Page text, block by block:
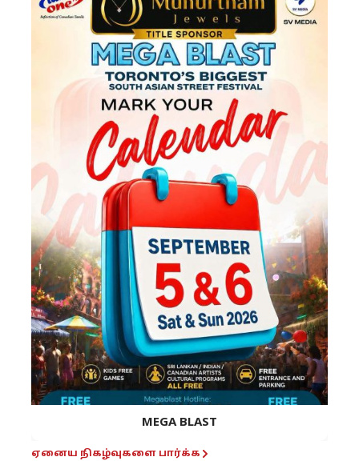
MEGA BLAST
ஏனைய நிகழ்வுகளை பார்க்க